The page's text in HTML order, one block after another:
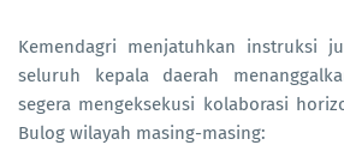
Kemendagri menjatuhkan instruksi
seluruh kepala daerah
segera mengeksekusi kolaborasi
Bulog wilayah masing-masing: